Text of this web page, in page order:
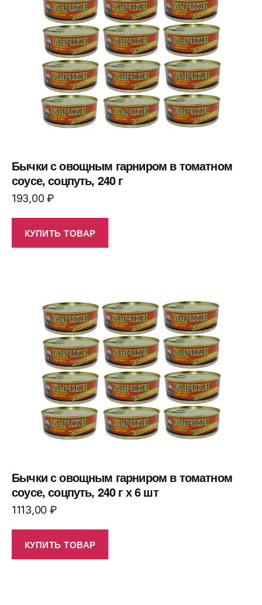
Бычки с овощным гарниром в томатном
соусе, соцпуть, 240 г
193,00₽
КУПИТЬ ТОВАР
Бычки с овощным гарниром в томатном
соусе, соцпуть, 240 г х 6 шт
1113,00 ₽
КУПИТЬ ТОВАР